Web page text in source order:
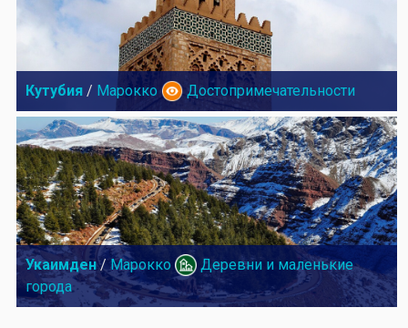
Кутубия / Марокко Достопримечательности
Укаимден/ Марокко
Деревни и маленькие
города